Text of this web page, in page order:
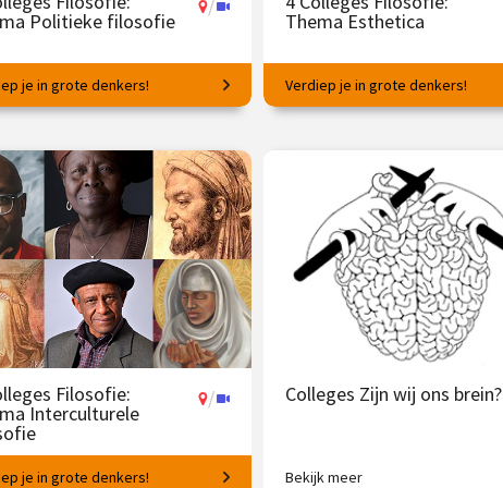
Politieke filosofie
/
voor succesvol samenleven.
vanaf 23 mrt.
Op locatie of online
je in grote denkers!
Thema Esthetica
Filosofische vragen rondom
schoonheid en kunst.
Op locatie of online
Verdiep je in grote denkers!
Filosofie:
Interculturele
/
wij leren van denkers
je in grote denkers!
Colleges Zijn wij ons brein?
Tussen brein en beleving met Rico
Bekijk meer